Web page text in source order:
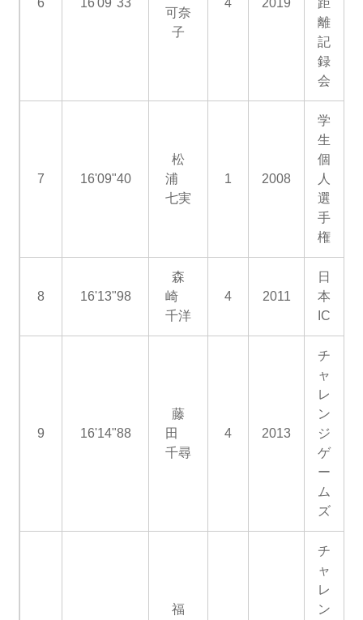
可奈
子
離
記
録
会
7 16'09"40
松
浦
七実
1 2008
学
生
個
人
選
手
権
8 16'13"98
森
崎
千洋
4 2011
日
本
IC
9 16'14"88
藤
田
千尋
4 2013
チ
ャ
レ
ン
ジ
ゲ
ー
ム
ズ
福
チ
ャ
レ
ン